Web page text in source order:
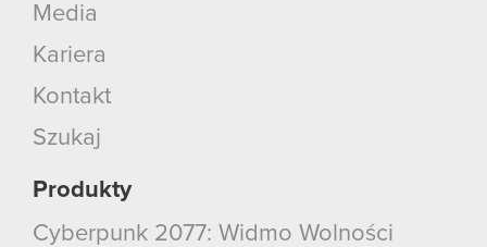
Media
Kariera
Kontakt
Szukaj
Produkty
Cyberpunk 2077: Widmo Wolności